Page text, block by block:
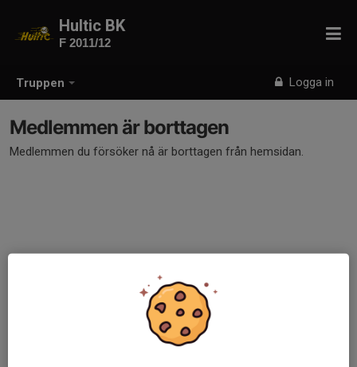
Truppen Logga in
Hultic BK
F 2011/12
Medlemmen är borttagen
Medlemmen du försöker nå är borttagen från hemsidan.